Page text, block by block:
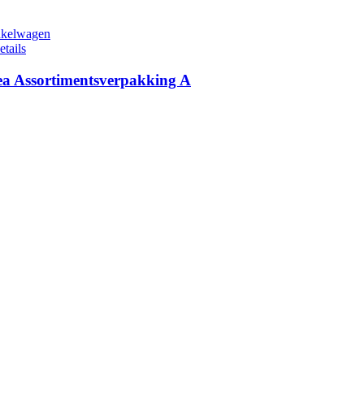
Assortimentsverpakking A